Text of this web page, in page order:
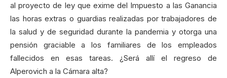
al proyecto de ley que exime del Impuesto a las Ganancia
las horas extras o guardias realizadas por trabajadores de
la salud y de seguridad durante la pandemia y otorga una
pensión graciable a los familiares de los empleados
fallecidos en esas tareas. ¿Será allí el regreso de
Alperovich a la Cámara alta?